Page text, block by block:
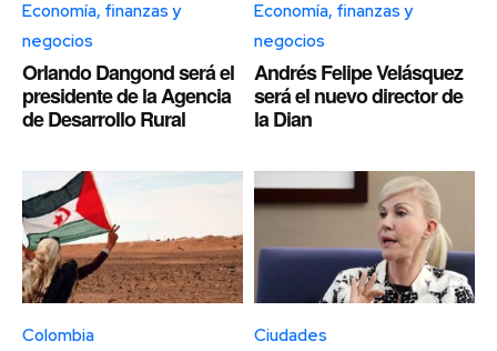
Economía, finanzas y
negocios
Orlando Dangond será el
presidente de la Agencia
de Desarrollo Rural
Economía, finanzas y
negocios
Andrés Felipe Velásquez
será el nuevo director de
la Dian
Colombia Ciudades